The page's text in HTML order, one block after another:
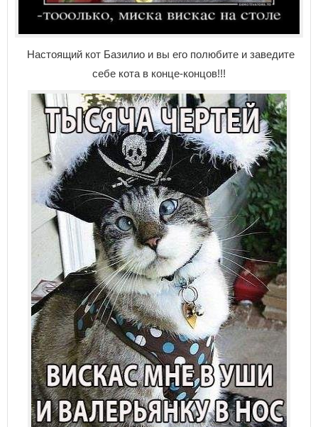
Настоящий кот Базилио и вы его полюбите и заведите
себе кота в конце-концов!!!